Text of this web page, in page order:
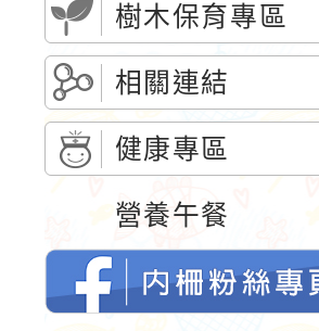
樹木保育專區
相關連結
健康專區
營養午餐